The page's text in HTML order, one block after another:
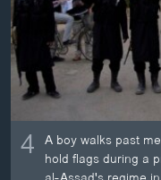
4 A boy walks past
hold flags during a